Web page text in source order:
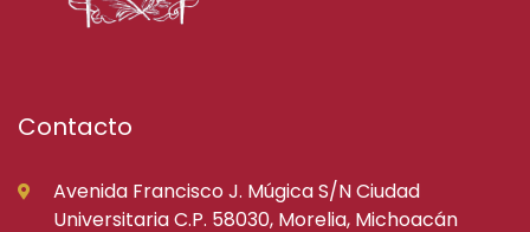
Contacto
Avenida Francisco J. Múgica S/N Ciudad
Universitaria C.P. 58030, Morelia, Michoacán